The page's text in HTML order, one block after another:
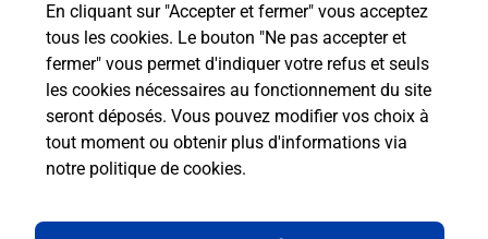
En cliquant sur "Accepter et fermer" vous acceptez
tous les cookies. Le bouton "Ne pas accepter et
fermer" vous permet d'indiquer votre refus et seuls
les cookies nécessaires au fonctionnement du site
seront déposés. Vous pouvez modifier vos choix à
tout moment ou obtenir plus d'informations via
notre politique de cookies.
Localiser Liste Haute-Marne CHALINDREY